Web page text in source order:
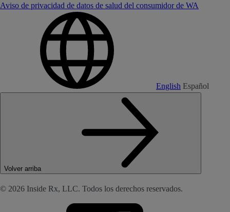
Aviso de privacidad de datos de salud del consumidor de WA
English Español
Volver arriba
© 2026 Inside Rx, LLC. Todos los derechos reservados.